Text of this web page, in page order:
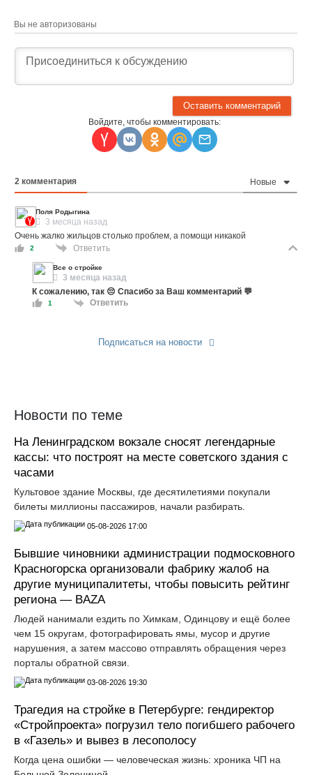
Вы не авторизованы
Войдите, чтобы комментировать:
2 комментария Новые
Поля Родыгина
3 месяца назад
Очень жалко жильцов столько проблем, а помощи никакой
2 Ответить
Все о стройке
3 месяца назад
К сожалению, так 😔 Спасибо за Ваш комментарий 💬
1 Ответить
Подписаться на новости
Новости по теме
На Ленинградском вокзале сносят легендарные
кассы: что построят на месте советского здания с
часами
Культовое здание Москвы, где десятилетиями покупали
билеты миллионы пассажиров, начали разбирать.
05-08-2026 17:00
Бывшие чиновники администрации подмосковного
Красногорска организовали фабрику жалоб на
другие муниципалитеты, чтобы повысить рейтинг
региона — BAZA
Людей нанимали ездить по Химкам, Одинцову и ещё более
чем 15 округам, фотографировать ямы, мусор и другие
нарушения, а затем массово отправлять обращения через
порталы обратной связи.
03-08-2026 19:30
Трагедия на стройке в Петербурге: гендиректор
«Стройпроекта» погрузил тело погибшего рабочего
в «Газель» и вывез в лесополосу
Когда цена ошибки — человеческая жизнь: хроника ЧП на